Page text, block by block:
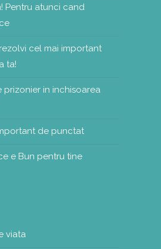
Pentru atunci cand
cel mai important
ta!
prizonier in inchisoarea
de punctat
e Bun pentru tine
viata